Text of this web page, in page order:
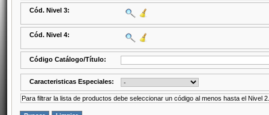
Cód. Nivel 3:
Cód. Nivel 4:
Código Catálogo/Título:
Caracteristicas Especiales:
Para filtrar la lista de productos debe seleccionar un código al menos hasta el Nivel 2.